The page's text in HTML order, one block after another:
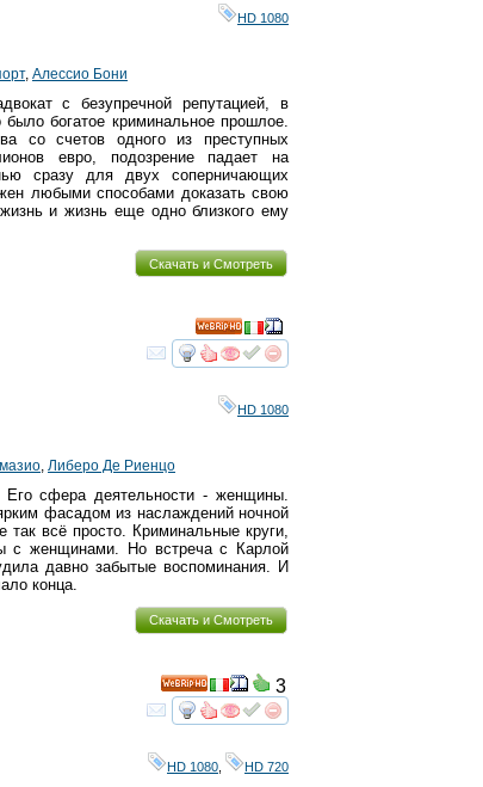
HD 1080
, Алессио Бони
с безупречной репутацией, в
было богатое криминальное прошлое.
со счетов одного из преступных
евро, подозрение падает на
сразу для двух соперничающих
любыми способами доказать свою
и жизнь еще одно близкого ему
Скачать и Смотреть
смотретьинтересует
HD
HD 1080
, Либеро Де Риенцо
Его сфера деятельности - женщины.
фасадом из наслаждений ночной
так всё просто. Криминальные круги,
с женщинами. Но встреча с Карлой
давно забытые воспоминания. И
конца.
Скачать и Смотреть
смотретьинтересует
HD
3
HD 1080 HD 720